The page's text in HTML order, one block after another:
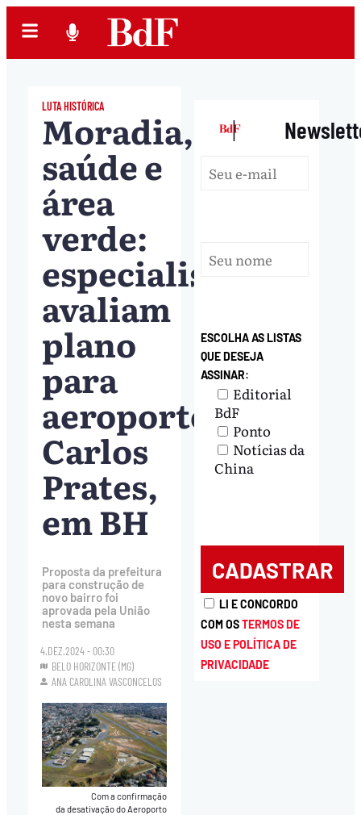
LUTA HISTÓRICA
Moradia,
saúde e
área
verde:
especialistas
avaliam
plano
para
aeroporto
Carlos
Prates,
em BH
Proposta da prefeitura
para construção de
novo bairro foi
aprovada pela União
nesta semana
4.DEZ.2024 - 00:30
BELO HORIZONTE (MG)
ANA CAROLINA VASCONCELOS
Com a confirmação
da desativação do Aeroporto
|
ESCOLHA AS LISTAS
QUE DESEJA
ASSINAR:
Editorial
BdF
Ponto
Notícias da
China
LI E CONCORDO
COM OSTERMOS DE
USO E POLÍTICA DE
PRIVACIDADE